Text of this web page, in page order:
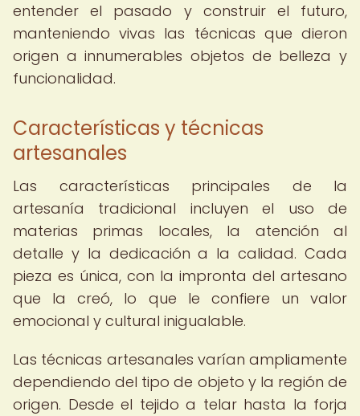
entender el pasado y construir el futuro,
manteniendo vivas las técnicas que dieron
origen a innumerables objetos de belleza y
funcionalidad.
Características y técnicas
artesanales
Las características principales de la
artesanía tradicional incluyen el uso de
materias primas locales, la atención al
detalle y la dedicación a la calidad. Cada
pieza es única, con la impronta del artesano
que la creó, lo que le confiere un valor
emocional y cultural inigualable.
Las técnicas artesanales varían ampliamente
dependiendo del tipo de objeto y la región de
origen. Desde el tejido a telar hasta la forja